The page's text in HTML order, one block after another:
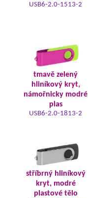
USB6-2.0-1513-2
tmavě zelený
hliníkový kryt,
námořnicky modré
plas
USB6-2.0-1813-2
stříbrný hliníkový
kryt, modré
plastové tělo